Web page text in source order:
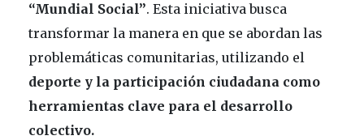
“Mundial Social”. Esta iniciativa busca
transformar la manera en que se abordan las
problemáticas comunitarias, utilizando el
deporte y la participación ciudadana como
herramientas clave para el desarrollo
colectivo.